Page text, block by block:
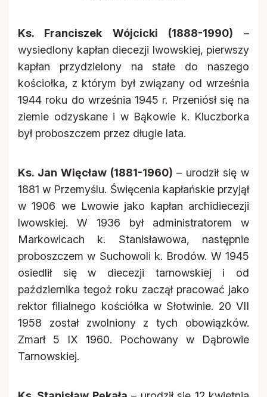
Ks. Franciszek Wójcicki (1888-1990) –
wysiedlony kapłan diecezji lwowskiej, pierwszy
kapłan przydzielony na stałe do naszego
kościołka, z którym był związany od września
1944 roku do września 1945 r. Przeniósł się na
ziemie odzyskane i w Bąkowie k. Kluczborka
był proboszczem przez długie lata.
Ks. Jan Więcław (1881-1960) – urodził się w
1881 w Przemyślu. Święcenia kapłańskie przyjął
w 1906 we Lwowie jako kapłan archidiecezji
lwowskiej. W 1936 był administratorem w
Markowicach k. Stanisławowa, następnie
proboszczem w Suchowoli k. Brodów. W 1945
osiedlił się w diecezji tarnowskiej i od
października tegoż roku zaczął pracować jako
rektor filialnego kościółka w Słotwinie. 20 VII
1958 został zwolniony z tych obowiązków.
Zmarł 5 IX 1960. Pochowany w Dąbrowie
Tarnowskiej.